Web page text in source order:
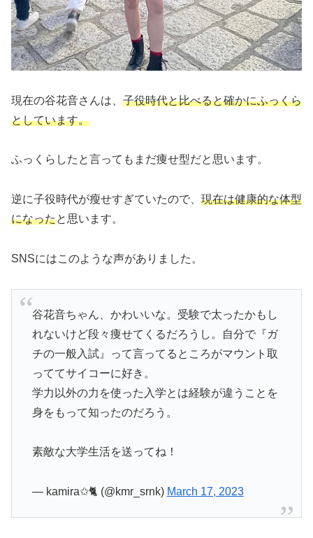
現在の谷花音さんは、 子役時代と比べると確かにふっくら
としています。
ふっくらしたと言ってもまだ痩せ型だと思います。
逆に子役時代が瘦せすぎていたので、 現在は健康的な体型
になったと思います。
SNSにはこのような声がありました。
谷花音ちゃん、かわいいな。受験で太ったかもし
れないけど段々痩せてくるだろうし。自分で『ガ
チの一般入試』って言ってるところがマウント取
っててサイコーに好き。
学力以外の力を使った入学とは経験が違うことを
身をもって知ったのだろう。
素敵な大学生活を送ってね！
— kamira✩🐈 (@kmr_srnk) March 17, 2023